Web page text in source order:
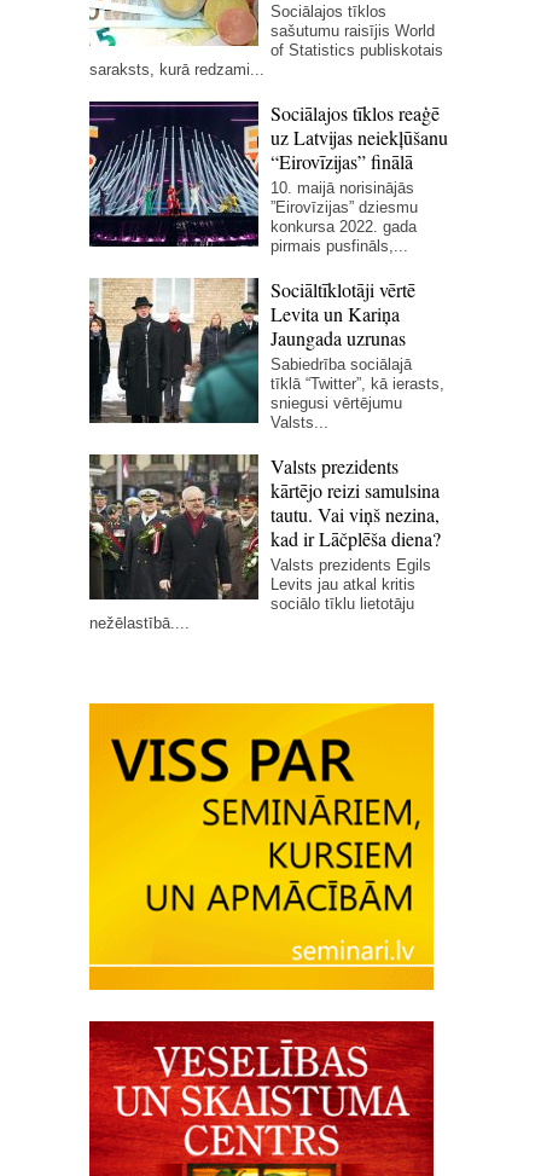
Sociālajos tīklos
sašutumu raisījis World
of Statistics publiskotais
saraksts, kurā redzami...
Sociālajos tīklos reaģē
uz Latvijas neiekļūšanu
“Eirovīzijas” finālā
10. maijā norisinājās
”Eirovīzijas” dziesmu
konkursa 2022. gada
pirmais pusfināls,...
Sociāltīklotāji vērtē
Levita un Kariņa
Jaungada uzrunas
Sabiedrība sociālajā
tīklā “Twitter”, kā ierasts,
sniegusi vērtējumu
Valsts...
Valsts prezidents
kārtējo reizi samulsina
tautu. Vai viņš nezina,
kad ir Lāčplēša diena?
Valsts prezidents Egils
Levits jau atkal kritis
sociālo tīklu lietotāju
nežēlastībā....